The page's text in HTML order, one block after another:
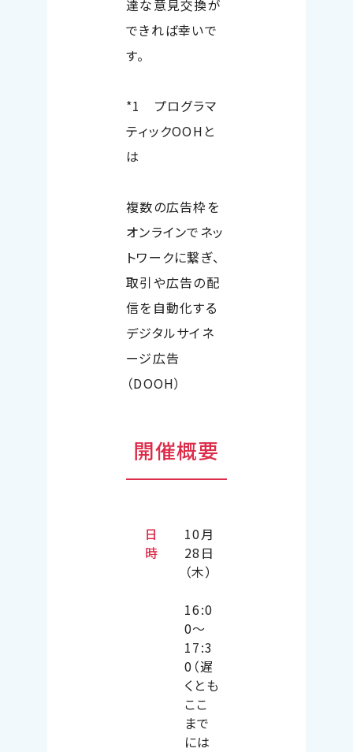
達な意見交換が
できれば幸いで
す。
*1
プログラマ
ティックOOH と
は
複数の広告枠を
オンラインでネッ
トワークに繋ぎ、
取引や広告の配
信を自動化する
デジタルサイネ
ージ広告
（DOOH）
開催概要
日
時
10月
28日
（木）
16:0
0～
17:3
0（遅
くとも
ここ
まで
には